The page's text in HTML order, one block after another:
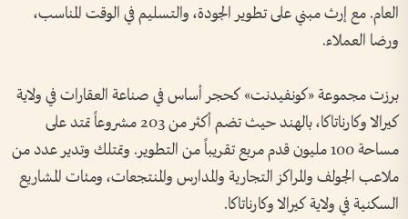
العام. مع إرث مبني على تطوير الجودة، والتسليم في الوقت المناسب،
ورضا العملاء.
برزت مجموعة «كونفيدنت» كحجر أساس في صناعة العقارات في ولاية
كيرالا وكارناتاكا، بالهند حيث تضم أكثر من 203 مشروعاً تمتد على
مساحة 100 مليون قدم مربع تقريباً من التطوير. وتمتلك وتدير عدد من
ملاعب الجولف والمراكز التجارية والمدارس والمنتجعات، ومئات المشاريع
السكنية في ولاية كيرالا وكارناتاكا.